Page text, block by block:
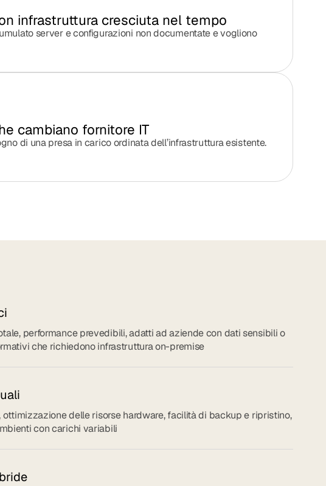
infrastruttura cresciuta nel tempo
server e configurazioni non documentate e vogliono
cambiano fornitore IT
di una presa in carico ordinata dell’infrastruttura esistente.
performance prevedibili, adatti ad aziende con dati sensibili o
che richiedono infrastruttura on-premise
ottimizzazione delle risorse hardware, facilità di backup e ripristino,
con carichi variabili